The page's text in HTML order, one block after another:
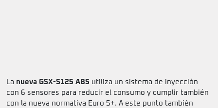
La nueva GSX-S125 ABS utiliza un sistema de inyección
con 6 sensores para reducir el consumo y cumplir también
con la nueva normativa Euro 5+. A este punto también